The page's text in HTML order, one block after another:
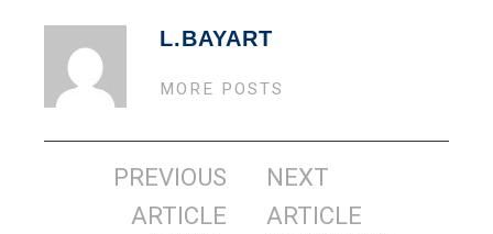
L.BAYART
MORE POSTS
Navigation
PREVIOUS
ARTICLE
NEXT
ARTICLE